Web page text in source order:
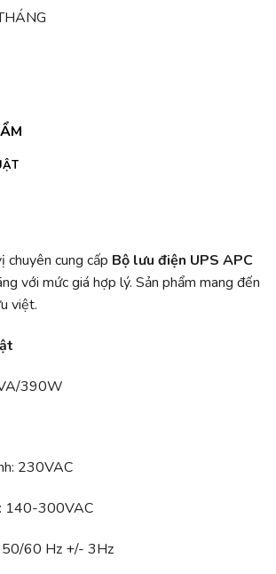
chuyên cung cấp Bộ lưu điện UPS APC
với mức giá hợp lý. Sản phẩm mang đến
việt.
390W
230VAC
140-300VAC
50/60 Hz +/- 3Hz